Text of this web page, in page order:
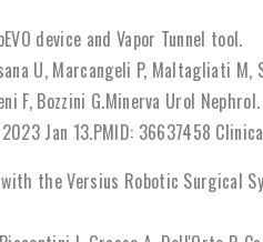
device and Vapor Tunnel tool.
U, Marcangeli P, Maltagliati
F, Bozzini G.Minerva Urol
Jan 13.PMID: 36637458
the Versius Robotic Surgical